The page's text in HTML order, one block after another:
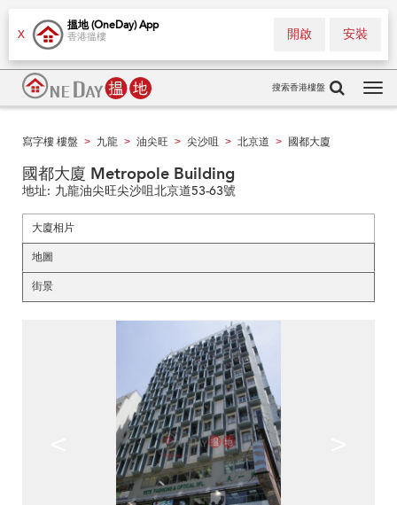
X
搵地 (OneDay) App
香港搵樓 安裝
開啟
搜索香港樓盤
寫字樓 樓盤 > 九龍 > 油尖旺 > 尖沙咀 > 北京道 > 國都大廈
國都大廈 Metropole Building
地址: 九龍油尖旺尖沙咀北京道53-63號
大廈相片
地圖
街景